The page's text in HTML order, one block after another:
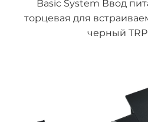
Basic System Ввод
торцевая для
черный